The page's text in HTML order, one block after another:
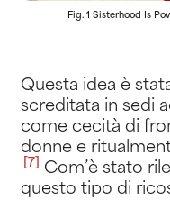
Fig. 1 Sisterhood Is
Questa idea è
screditata in sedi
come cecità di
donne e
[7]
Com’è stato
questo tipo di